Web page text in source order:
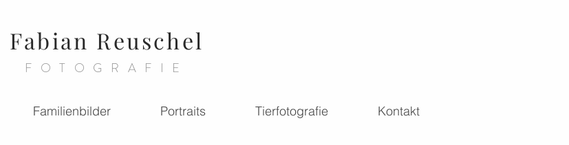
Fabian Reuschel
FOTOGRAFIE
Familienbilder Portraits Tierfotografie Kontakt